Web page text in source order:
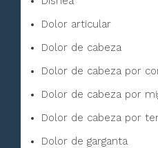
Dolor articular
Dolor de cabeza
Dolor de cabeza por
Dolor de cabeza por
Dolor de cabeza por
Dolor de garganta